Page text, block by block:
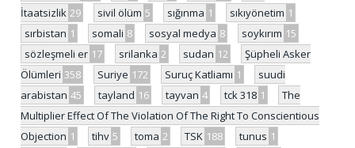
İtaatsizlik 29 sivil ölüm 5 sığınma 1 sıkıyönetim 1
sırbistan 1 somali 8 sosyal medya 8 soykırım 15
sözleşmeli er 17 srilanka 2 sudan 12
Şüpheli Asker
Ölümleri 358 Suriye 172 Suruç Katliamı 1
suudi
arabistan 45 tayland 16 tayvan 4 tck 318 1
The
Multiplier Effect Of The Violation Of The Right To Conscientious
Objection 1 tihv 5 toma 2 TSK 188 tunus 1